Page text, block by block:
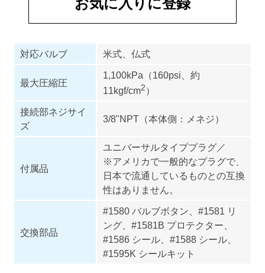
お気に入りに登録
対応バルブ 米式、仏式
最大圧縮圧
1,100kPa（160psi、約
11kgf/cm2 ）
接続部ネジサイ
ズ
3/8"NPT（本体側：メネジ）
付属品
ユニバーサルタイププラグ／
※アメリカで一般的なプラグで、
日本で流通しているものとの互換
性はありません。
交換部品
#1580 バルブボタン、#1581 リ
ング、#1581B プロテクター、
#1586 シール、#1588 シール、
#1595K シールキット